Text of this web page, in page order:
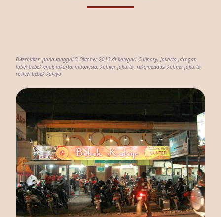
Diterbitkan pada tanggal 5 Oktober 2013 di kategori Culinary, Jakarta ,dengan
label bebek enak jakarta, indonesia, kuliner jakarta, rekomendasi kuliner jakarta,
review bebek kaleyo